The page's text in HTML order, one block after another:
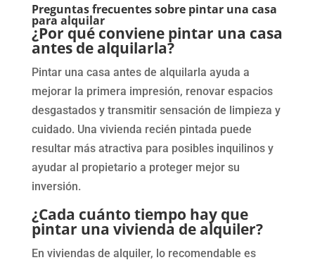
Preguntas frecuentes sobre pintar una casa
para alquilar
¿Por qué conviene pintar una casa
antes de alquilarla?
Pintar una casa antes de alquilarla ayuda a
mejorar la primera impresión, renovar espacios
desgastados y transmitir sensación de limpieza y
cuidado. Una vivienda recién pintada puede
resultar más atractiva para posibles inquilinos y
ayudar al propietario a proteger mejor su
inversión.
¿Cada cuánto tiempo hay que
pintar una vivienda de alquiler?
En viviendas de alquiler, lo recomendable es